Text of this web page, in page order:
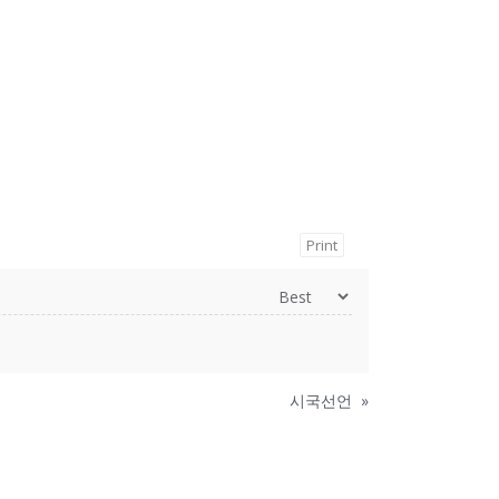
Print
시국선언 »